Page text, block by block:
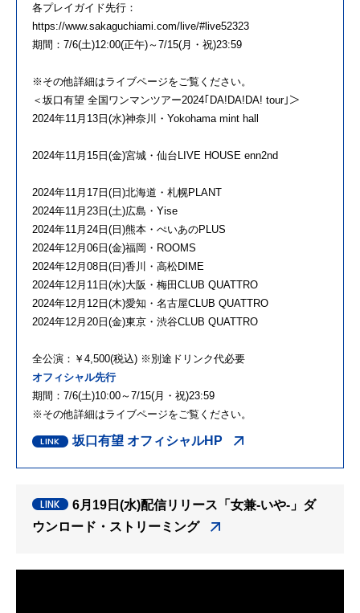
各プレイガイド先行：
https://www.sakaguchiami.com/live/#live52323
期間：7/6(土)12:00(正午)～7/15(月・祝)23:59
※その他詳細はライブページをご覧ください。
＜坂口有望 全国ワンマンツアー2024｢DA!DA!DA! tour｣＞
2024年11月13日(水)神奈川・Yokohama mint hall
2024年11月15日(金)宮城・仙台LIVE HOUSE enn2nd
2024年11月17日(日)北海道・札幌PLANT
2024年11月23日(土)広島・Yise
2024年11月24日(日)熊本・ぺいあのPLUS
2024年12月06日(金)福岡・ROOMS
2024年12月08日(日)香川・高松DIME
2024年12月11日(水)大阪・梅田CLUB QUATTRO
2024年12月12日(木)愛知・名古屋CLUB QUATTRO
2024年12月20日(金)東京・渋谷CLUB QUATTRO
全公演：￥4,500(税込) ※別途ドリンク代必要
オフィシャル先行
期間：7/6(土)10:00～7/15(月・祝)23:59
※その他詳細はライブページをご覧ください。
坂口有望 オフィシャルHP
6月19日(水)配信リリース「⼥兼-いや-」ダ
ウンロード・ストリーミング